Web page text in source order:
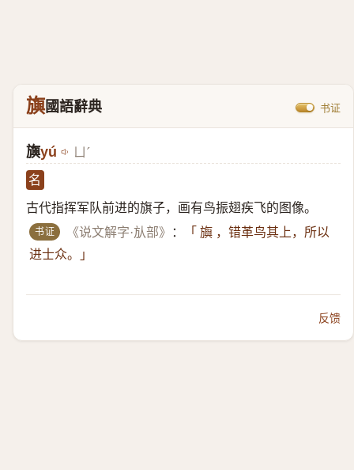
旟國語辭典 书证
旟yú ㄩˊ
名
古代指挥军队前进的旗子，画有鸟振翅疾飞的图像。
书证 《说文解字·㫃部》 ：
「 旟 ，错革鸟其上，所以
进士众。」
反馈